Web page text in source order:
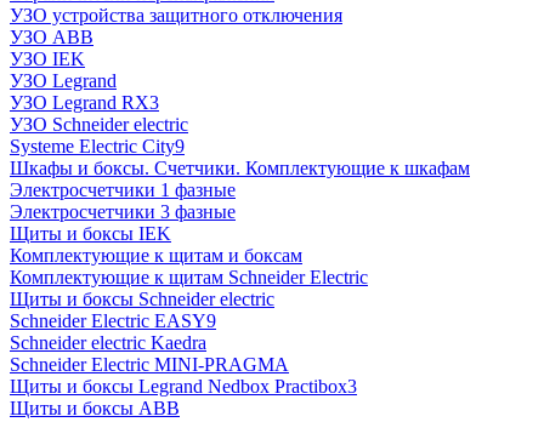
УЗО устройства защитного отключения
УЗО ABB
УЗО IEK
УЗО Legrand
УЗО Legrand RX3
УЗО Schneider electric
Systeme Electric City9
Шкафы и боксы. Счетчики. Комплектующие к шкафам
Электросчетчики 1 фазные
Электросчетчики 3 фазные
Щиты и боксы IEK
Комплектующие к щитам и боксам
Комплектующие к щитам Schneider Electric
Щиты и боксы Schneider electric
Schneider Electric EASY9
Schneider electric Kaedra
Schneider Electric MINI-PRAGMA
Щиты и боксы Legrand Nedbox Practibox3
Щиты и боксы ABB